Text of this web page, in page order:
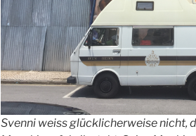
Svenni weiss glücklicherweise nicht,